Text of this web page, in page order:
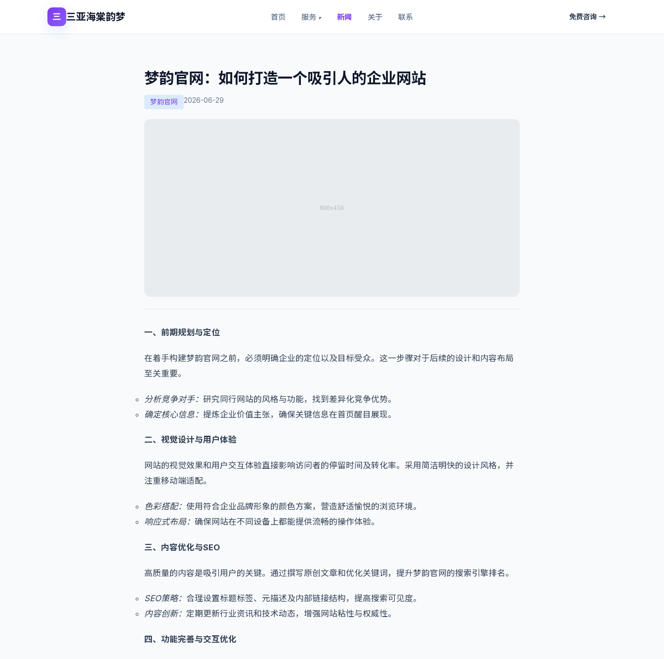
三 三亚海棠韵梦 首页 服务 ▾ 新闻 关于 联系 免费咨询 →
梦韵官网：如何打造一个吸引人的企业网站
梦韵官网 2026-06-29
一、前期规划与定位
在着手构建梦韵官网之前，必须明确企业的定位以及目标受众。这一步骤对于后续的设计和内容布局
至关重要。
分析竞争对手： 研究同行网站的风格与功能，找到差异化竞争优势。
确定核心信息： 提炼企业价值主张，确保关键信息在首页醒目展现。
二、视觉设计与用户体验
网站的视觉效果和用户交互体验直接影响访问者的停留时间及转化率。采用简洁明快的设计风格，并
注重移动端适配。
色彩搭配： 使用符合企业品牌形象的颜色方案，营造舒适愉悦的浏览环境。
响应式布局： 确保网站在不同设备上都能提供流畅的操作体验。
三、内容优化与SEO
高质量的内容是吸引用户的关键。通过撰写原创文章和优化关键词，提升梦韵官网的搜索引擎排名。
SEO策略： 合理设置标题标签、元描述及内部链接结构，提高搜索可见度。
内容创新： 定期更新行业资讯和技术动态，增强网站粘性与权威性。
四、功能完善与交互优化